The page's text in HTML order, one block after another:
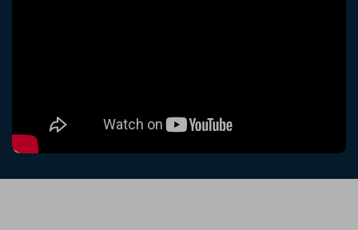
產品信息